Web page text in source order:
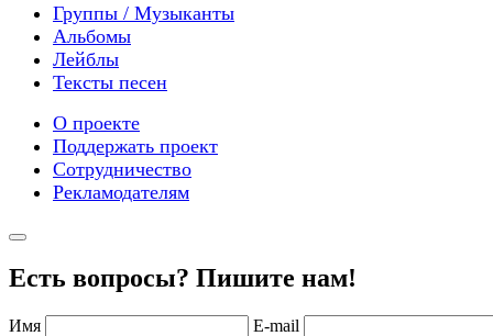
Группы / Музыканты
Альбомы
Лейблы
Тексты песен
О проекте
Поддержать проект
Сотрудничество
Рекламодателям
Есть вопросы? Пишите нам!
Имя E-mail